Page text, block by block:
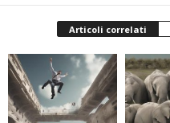
Articoli correlati